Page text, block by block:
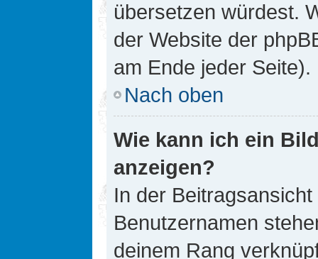
übersetzen würdest.
der Website der
am Ende jeder Seite).
Nach oben
Wie kann ich ein
anzeigen?
In der
Benutzernamen
deinem Rang